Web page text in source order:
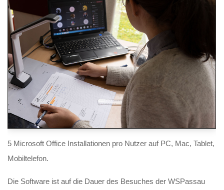
5 Microsoft Office Installationen pro Nutzer auf PC, Mac, Tablet,
Mobiltelefon.
Die Software ist auf die Dauer des Besuches der WSPassau